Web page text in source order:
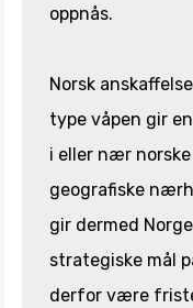
oppnås.
Norsk
type våpen gir
i eller nær
geografiske
gir dermed
strategiske mål
derfor være